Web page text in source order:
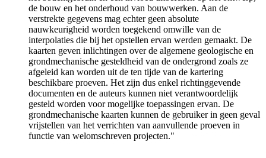
de bouw en het onderhoud van bouwwerken. Aan de
verstrekte gegevens mag echter geen absolute
nauwkeurigheid worden toegekend omwille van de
interpolaties die bij het opstellen ervan werden gemaakt. De
kaarten geven inlichtingen over de algemene geologische en
grondmechanische gesteldheid van de ondergrond zoals ze
afgeleid kan worden uit de ten tijde van de kartering
beschikbare proeven. Het zijn dus enkel richtinggevende
documenten en de auteurs kunnen niet verantwoordelijk
gesteld worden voor mogelijke toepassingen ervan. De
grondmechanische kaarten kunnen de gebruiker in geen geval
vrijstellen van het verrichten van aanvullende proeven in
functie van welomschreven projecten."